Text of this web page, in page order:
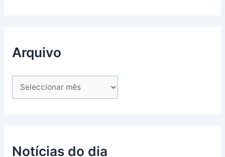
Arquivo
Notícias do dia